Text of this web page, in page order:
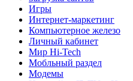
Игры
Интернет-маркетинг
Компьютерное железо
Личный кабинет
Мир Hi-Tech
Мобльный раздел
Модемы